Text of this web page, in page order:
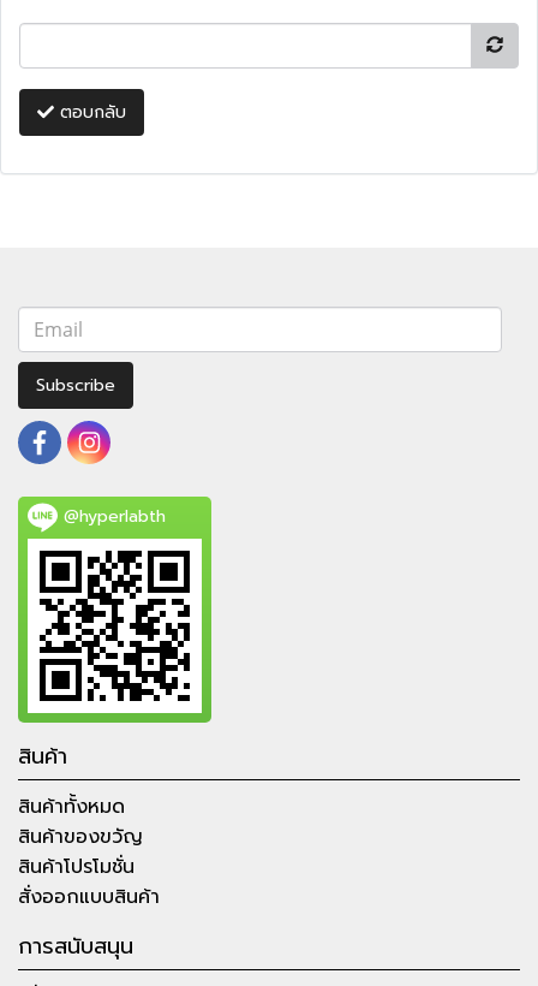
ตอบกลับ
Subscribe
@hyperlabth
สินค้า
สินค้าทั้งหมด
สินค้าของขวัญ
สินค้าโปรโมชั่น
สั่งออกแบบสินค้า
การสนับสนุน